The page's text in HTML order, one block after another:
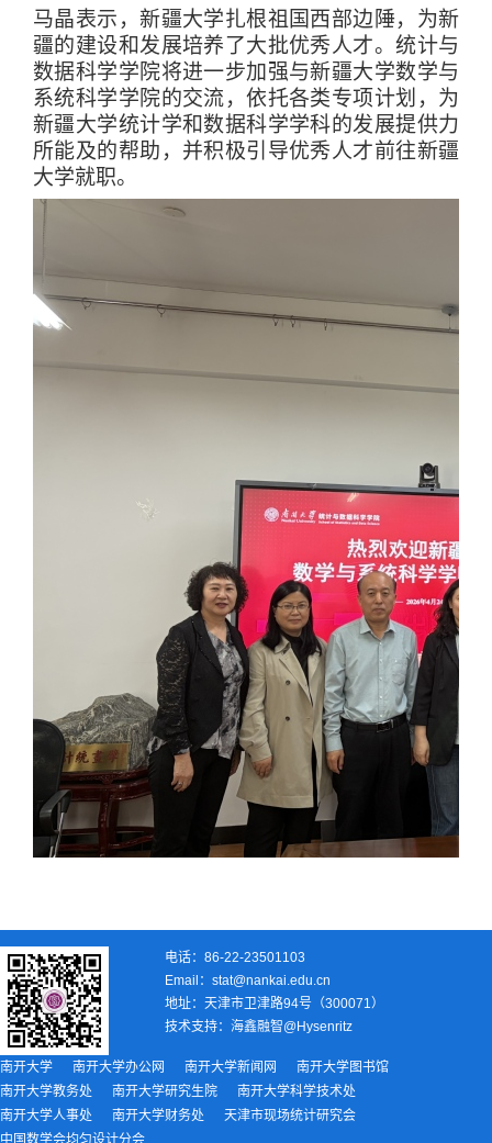
马晶表示，新疆大学扎根祖国西部边陲，为新
疆的建设和发展培养了大批优秀人才。统计与
数据科学学院将进一步加强与新疆大学数学与
系统科学学院的交流，依托各类专项计划，为
新疆大学统计学和数据科学学科的发展提供力
所能及的帮助，并积极引导优秀人才前往新疆
大学就职。
电话：86-22-23501103
Email：stat@nankai.edu.cn
地址：天津市卫津路94号（300071）
技术支持： 海鑫融智@Hysenritz
南开大学 南开大学办公网 南开大学新闻网
南开大学图书馆
南开大学教务处
南开大学研究生院
南开大学科学技术处
南开大学人事处
南开大学财务处
天津市现场统计研究会
中国数学会均匀设计分会